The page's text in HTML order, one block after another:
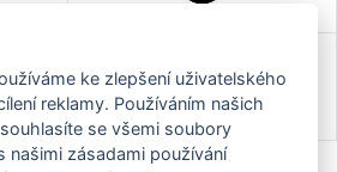
ke zlepšení uživatelského
reklamy. Používáním našich
se všemi soubory
našimi zásadami používání